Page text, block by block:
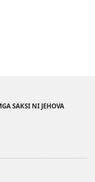
SAKSI NI JEHOVA